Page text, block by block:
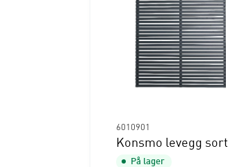
6010901
Konsmo levegg sort
På lager